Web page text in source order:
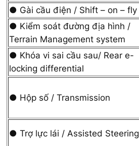
● Gài cầu điện / Shift – on – fly
● Kiểm soát đường địa hình /
Terrain Management system
● Khóa vi sai cầu sau/ Rear e-
locking differential
● Hộp số / Transmission
● Trợ lực lái / Assisted Steering